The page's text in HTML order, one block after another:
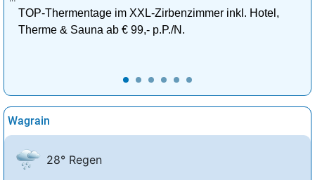
TOP-Thermentage im XXL-Zirbenzimmer inkl. Hotel,
Therme & Sauna ab € 99,- p.P./N.
Wagrain
28° Regen